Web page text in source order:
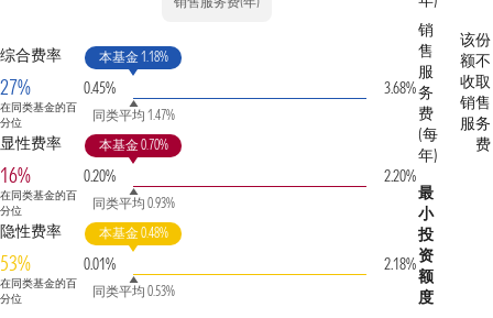
综合费率
27%
在同类基金的百
分位
0.45%
本基金 1.18%
同类平均 1.47%
3.68%
显性费率
16%
在同类基金的百
分位
0.20%
本基金 0.70%
同类平均 0.93%
2.20%
隐性费率
53%
在同类基金的百
分位
0.01%
本基金 0.48%
同类平均 0.53%
2.18%
销
售
服
务
费
(每
年)
该份
额不
收取
销售
服务
费
最
小
投
资
额
度